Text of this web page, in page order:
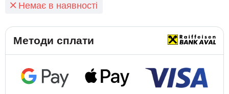
Немає в наявності
Методи сплати